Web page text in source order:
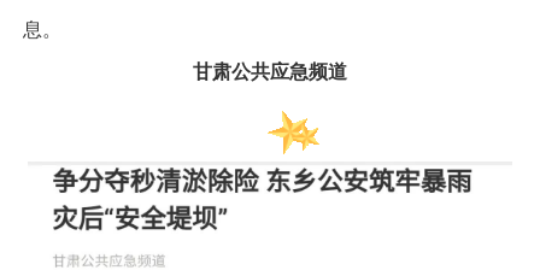
息。
甘肃公共应急频道